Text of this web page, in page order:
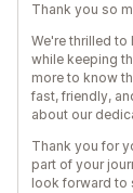
Thank you so
We're thrilled to
while keeping
more to know
fast, friendly,
about our
Thank you for
part of your
look forward to